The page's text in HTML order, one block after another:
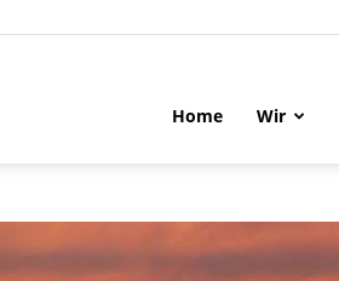
der
Home Wir